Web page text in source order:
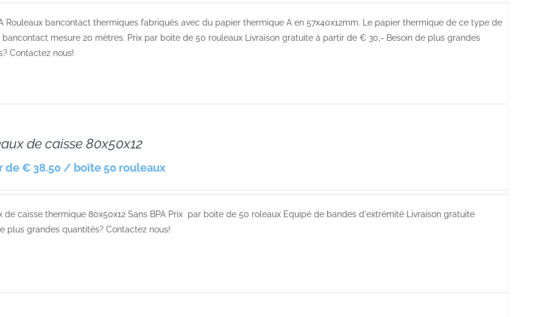
Rouleaux bancontact thermiques fabriqués avec du papier thermique A en 57x40x12mm. Le papier thermique de ce type de
bancontact mesure 20 mètres. Prix par boite de 50 rouleaux Livraison gratuite à partir de € 30,- Besoin de plus grandes
Contactez nous!
de caisse 80x50x12
de € 38.50 / boîte 50 rouleaux
de caisse thermique 80x50x12 Sans BPA Prix par boite de 50 roleaux Equipé de bandes d'extrémité Livraison gratuite
plus grandes quantités? Contactez nous!